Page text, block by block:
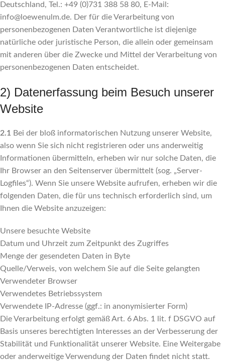
Deutschland, Tel.: +49 (0)731 388 58 80, E-Mail:
info@loewenulm.de. Der für die Verarbeitung von
personenbezogenen Daten Verantwortliche ist diejenige
natürliche oder juristische Person, die allein oder gemeinsam
mit anderen über die Zwecke und Mittel der Verarbeitung von
personenbezogenen Daten entscheidet.
2) Datenerfassung beim Besuch unserer
Website
2.1 Bei der bloß informatorischen Nutzung unserer Website,
also wenn Sie sich nicht registrieren oder uns anderweitig
Informationen übermitteln, erheben wir nur solche Daten, die
Ihr Browser an den Seitenserver übermittelt (sog. „Server-
Logfiles“). Wenn Sie unsere Website aufrufen, erheben wir die
folgenden Daten, die für uns technisch erforderlich sind, um
Ihnen die Website anzuzeigen:
Unsere besuchte Website
Datum und Uhrzeit zum Zeitpunkt des Zugriffes
Menge der gesendeten Daten in Byte
Quelle/Verweis, von welchem Sie auf die Seite gelangten
Verwendeter Browser
Verwendetes Betriebssystem
Verwendete IP-Adresse (ggf.: in anonymisierter Form)
Die Verarbeitung erfolgt gemäß Art. 6 Abs. 1 lit. f DSGVO auf
Basis unseres berechtigten Interesses an der Verbesserung der
Stabilität und Funktionalität unserer Website. Eine Weitergabe
oder anderweitige Verwendung der Daten findet nicht statt.